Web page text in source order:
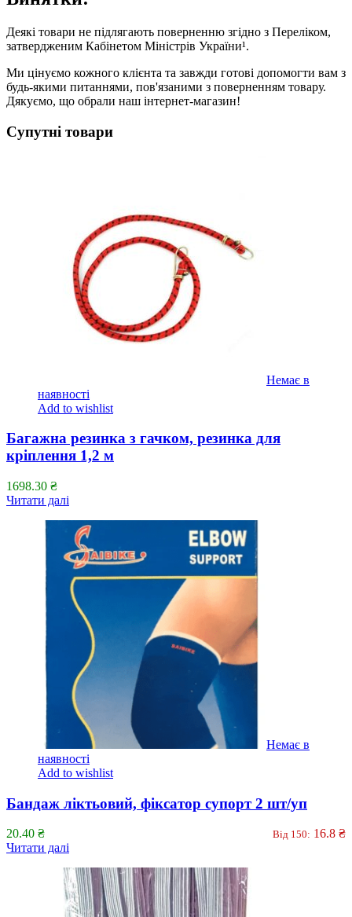
Деякі товари не підлягають поверненню згідно з Переліком,
затвердженим Кабінетом Міністрів України¹.
Ми цінуємо кожного клієнта та завжди готові допомогти вам з
будь-якими питаннями, пов'язаними з поверненням товару.
Дякуємо, що обрали наш інтернет-магазин!
Супутні товари
Немає в
наявності
Add to wishlist
Багажна резинка з гачком, резинка для
кріплення 1,2 м
1698.30 ₴
Читати далі
Немає в
наявності
Add to wishlist
Бандаж ліктьовий, фіксатор супорт 2 шт/уп
20.40 ₴ Від 150: 16.8 ₴
Читати далі